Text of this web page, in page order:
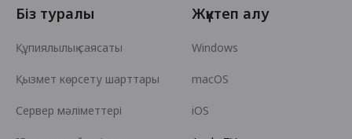
Біз туралы
Құпиялылық саясаты
Қызмет көрсету шарттары
Сервер мәліметтері
Жүктеп алу
Windows
macOS
iOS